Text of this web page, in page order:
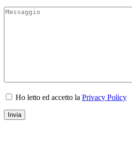
Ho letto ed accetto la Privacy Policy